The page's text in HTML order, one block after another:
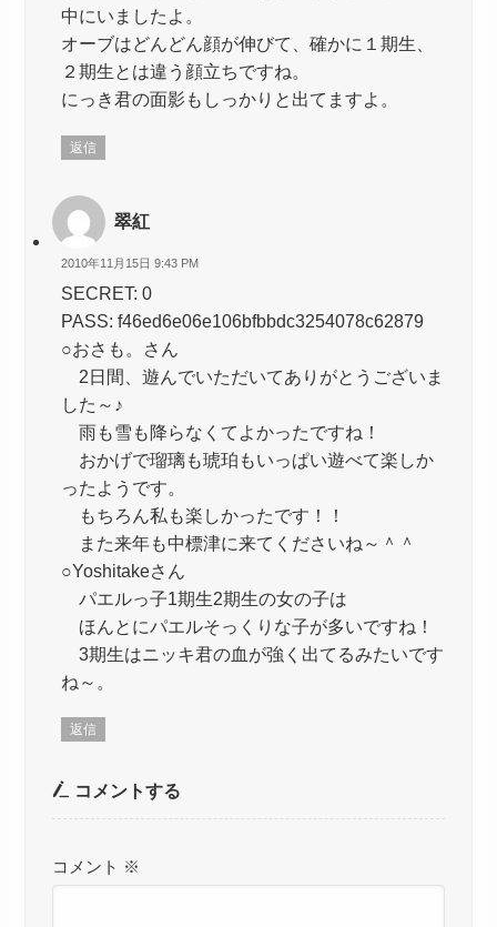
中にいましたよ。
オーブはどんどん顔が伸びて、確かに１期生、
２期生とは違う顔立ちですね。
にっき君の面影もしっかりと出てますよ。
返信
翠紅
2010年11月15日 9:43 PM
SECRET: 0
PASS: f46ed6e06e106bfbbdc3254078c62879
○おさも。さん
2日間、遊んでいただいてありがとうございま
した～♪
雨も雪も降らなくてよかったですね！
おかげで瑠璃も琥珀もいっぱい遊べて楽しか
ったようです。
もちろん私も楽しかったです！！
また来年も中標津に来てくださいね～＾＾
○Yoshitakeさん
パエルっ子1期生2期生の女の子は
ほんとにパエルそっくりな子が多いですね！
3期生はニッキ君の血が強く出てるみたいです
ね～。
返信
コメントする
コメント ※